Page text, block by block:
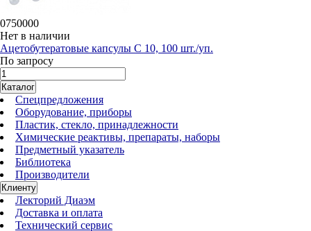
0750000
Нет в наличии
Ацетобутератовые капсулы C 10, 100 шт./уп.
По запросу
Каталог
Спецпредложения
Оборудование, приборы
Пластик, стекло, принадлежности
Химические реактивы, препараты, наборы
Предметный указатель
Библиотека
Производители
Клиенту
Лекторий Диаэм
Доставка и оплата
Технический сервис